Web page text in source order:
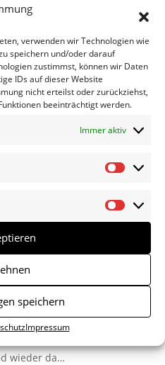
verwenden wir Technologien wie
speichern und/oder darauf
zustimmst, können wir Daten
IDs auf dieser Website
nicht erteilst oder zurückziehst,
beeinträchtigt werden.
Immer aktiv
speichern
Impressum
Bestand.
wieder da…